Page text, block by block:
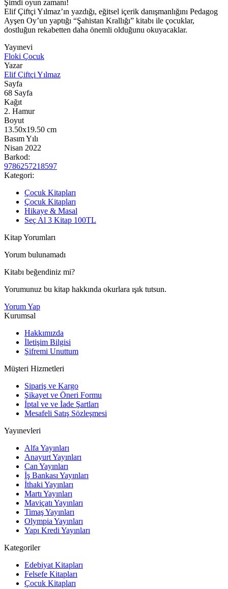
Şimdi oyun zamanı!
Elif Çiftçi Yılmaz’ın yazdığı, eğitsel içerik danışmanlığını Pedagog
Ayşen Oy’un yaptığı “Şahistan Krallığı” kitabı ile çocuklar,
dostluğun rekabetten daha önemli olduğunu okuyacaklar.
Yayınevi
Floki Çocuk
Yazar
Elif Çiftçi Yılmaz
Sayfa
68 Sayfa
Kağıt
2. Hamur
Boyut
13.50x19.50 cm
Basım Yılı
Nisan 2022
Barkod:
9786257218597
Kategori:
Çocuk Kitapları
Çocuk Kitapları
Hikaye & Masal
Seç Al 3 Kitap 100TL
Kitap Yorumları
Yorum bulunamadı
Kitabı beğendiniz mi?
Yorumunuz bu kitap hakkında okurlara ışık tutsun.
Yorum Yap
Kurumsal
Hakkımızda
İletişim Bilgisi
Şifremi Unuttum
Müşteri Hizmetleri
Sipariş ve Kargo
Şikayet ve Öneri Formu
İptal ve ve İade Şartları
Mesafeli Satış Sözleşmesi
Yayınevleri
Alfa Yayınları
Anayurt Yayınları
Can Yayınları
İş Bankası Yayınları
İthaki Yayınları
Martı Yayınları
Maviçatı Yayınları
Timaş Yayınları
Olympia Yayınları
Yapı Kredi Yayınları
Kategoriler
Edebiyat Kitapları
Felsefe Kitapları
Çocuk Kitapları